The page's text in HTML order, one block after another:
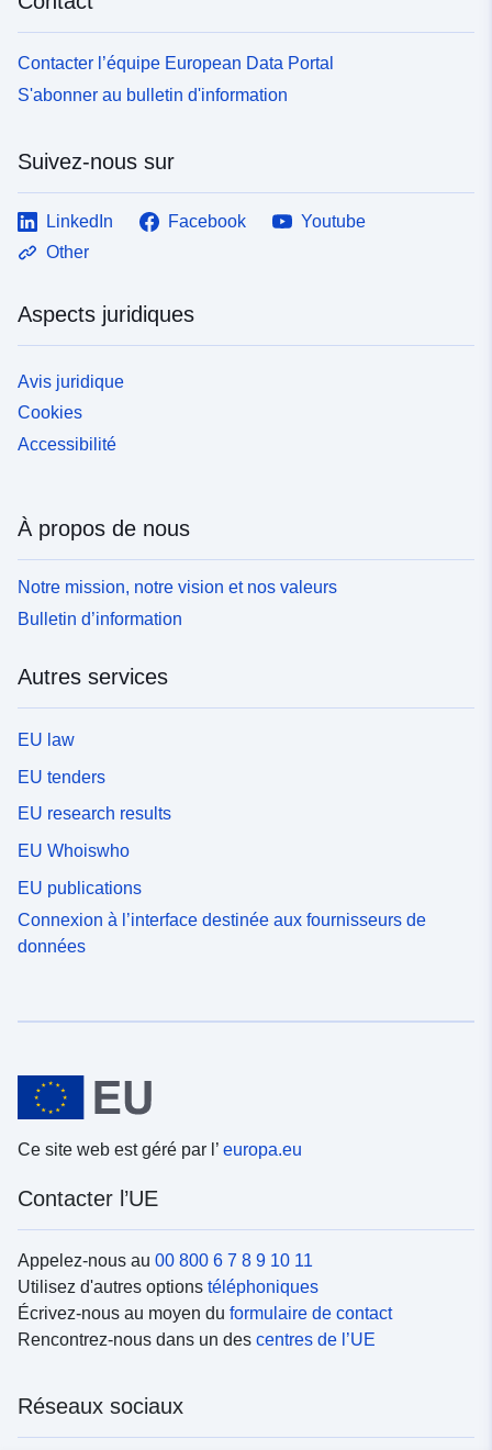
Contacter l’équipe European Data Portal
S'abonner au bulletin d'information
Suivez-nous sur
LinkedIn Facebook
Youtube
Other
Aspects juridiques
Avis juridique
Cookies
Accessibilité
À propos de nous
Notre mission, notre vision et nos valeurs
Bulletin d’information
Autres services
EU law
EU tenders
EU research results
EU Whoiswho
EU publications
Connexion à l’interface destinée aux fournisseurs de
données
Ce site web est géré par l’ europa.eu
Contacter l’UE
Appelez-nous au 00 800 6 7 8 9 10 11
Utilisez d'autres options téléphoniques
Écrivez-nous au moyen du formulaire de contact
Rencontrez-nous dans un des centres de l’UE
Réseaux sociaux